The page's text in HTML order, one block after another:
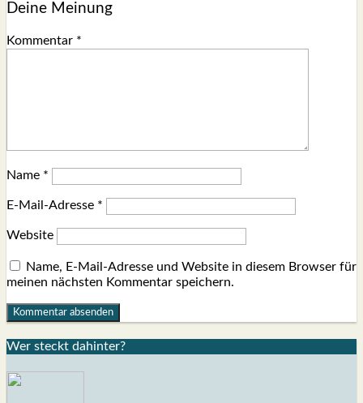
Deine Meinung
Kommentar *
Name *
E-Mail-Adresse *
Website
Name, E-Mail-Adresse und Website in diesem Browser für
meinen nächsten Kommentar speichern.
Wer steckt dahin­ter?